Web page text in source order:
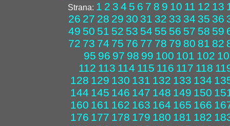
Strana: 1 2 3 4 5 6 7 8 9 10 11 12 13
26 27 28 29 30 31 32 33 34 35 36
49 50 51 52 53 54 55 56 57 58 59
72 73 74 75 76 77 78 79 80 81 82
95 96 97 98 99 100 101 102
112 113 114 115 116 117 118
128 129 130 131 132 133 134
144 145 146 147 148 149 150
160 161 162 163 164 165 166
176 177 178 179 180 181 182